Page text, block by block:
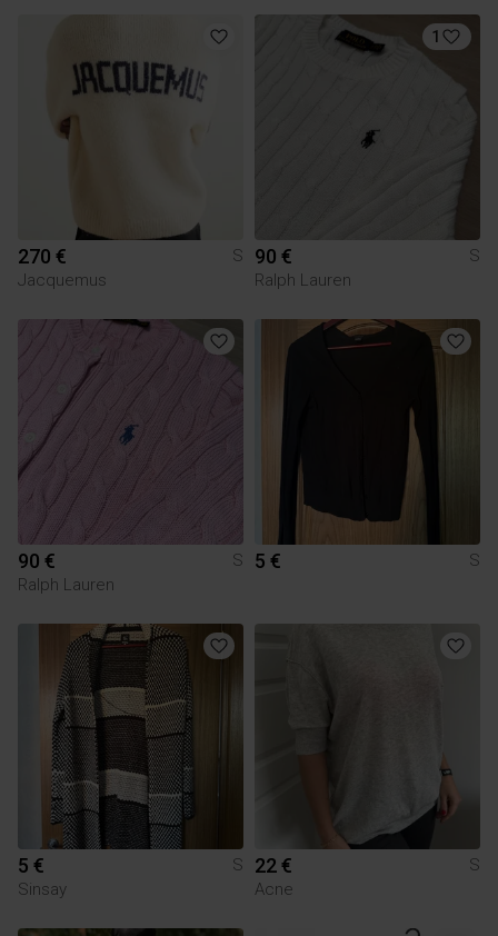
270 €
S
Jacquemus
1
90 €
S
Ralph Lauren
90 €
S
Ralph Lauren
5 € S
5 €
S
Sinsay
22 €
S
Acne